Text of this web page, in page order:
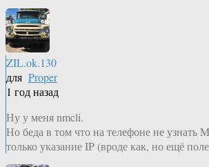
ZIL.ok.130
для Proper
1 год назад
Ну у меня nmcli.
Но беда в том что на телефоне не узнать
только указание IP (вроде как, но ещё